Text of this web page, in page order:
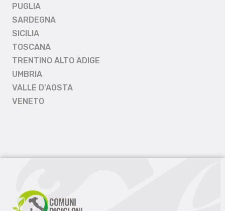
PUGLIA
SARDEGNA
SICILIA
TOSCANA
TRENTINO ALTO ADIGE
UMBRIA
VALLE D'AOSTA
VENETO